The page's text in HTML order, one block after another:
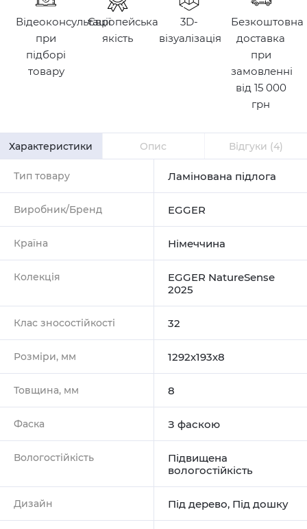
Відеоконсультації
при
підборі
товару
Європейська
якість
3D-
візуалізація
Безкоштовна
доставка
при
замовленні
від 15 000
грн
Характеристики Опис Відгуки (4)
Тип товару Ламінована підлога
Виробник/Бренд EGGER
Країна Німеччина
Колекція
EGGER NatureSense
2025
Клас зносостійкості 32
Розміри, мм 1292х193х8
Товщина, мм 8
Фаска З фаскою
Вологостійкість
Підвищена
вологостійкість
Дизайн Під дерево, Під дошку